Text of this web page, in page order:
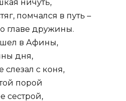
ничуть,
помчался в путь –
главе дружины.
в Афины,
дня,
слезал с коня,
порой
сестрой,